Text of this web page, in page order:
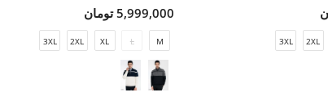
2XL
3XL
5,999,000 تومان
M
L
XL
2XL
3XL